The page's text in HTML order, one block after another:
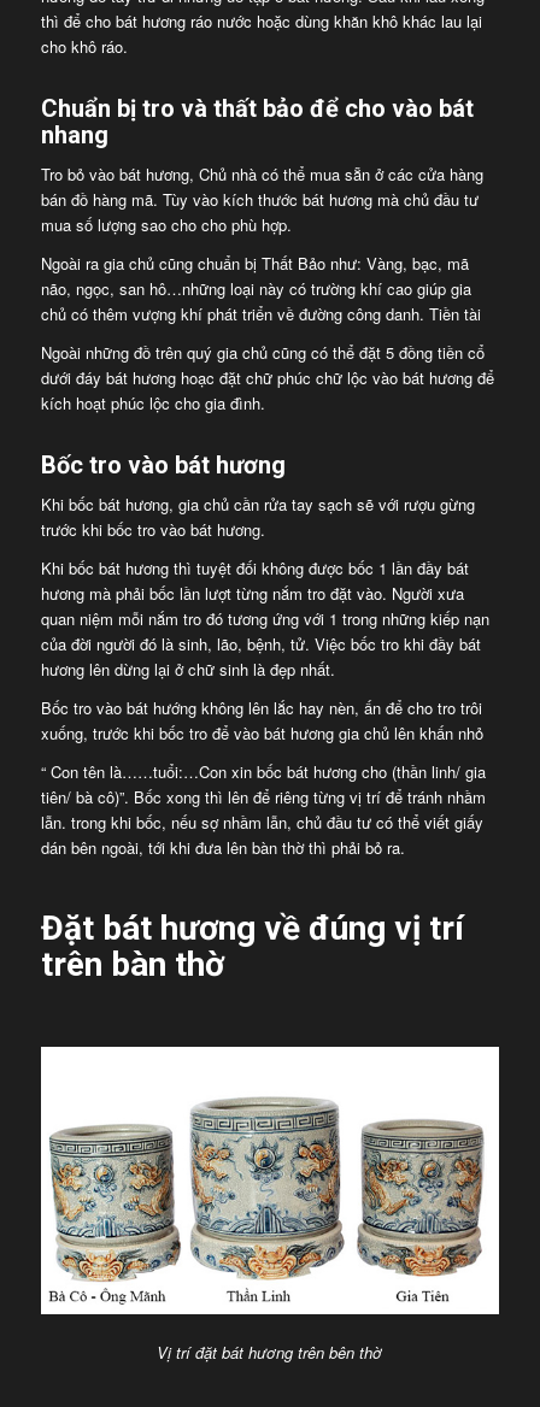
thì để cho bát hương ráo nước hoặc dùng khăn khô khác lau lại
cho khô ráo.
Chuẩn bị tro và thất bảo để cho vào bát
nhang
Tro bỏ vào bát hương, Chủ nhà có thể mua sẵn ở các cửa hàng
bán đồ hàng mã. Tùy vào kích thước bát hương mà chủ đầu tư
mua số lượng sao cho cho phù hợp.
Ngoài ra gia chủ cũng chuẩn bị Thất Bảo như: Vàng, bạc, mã
não, ngọc, san hô…những loại này có trường khí cao giúp gia
chủ có thêm vượng khí phát triển về đường công danh. Tiền tài
Ngoài những đồ trên quý gia chủ cũng có thể đặt 5 đồng tiền cổ
dưới đáy bát hương hoạc đặt chữ phúc chữ lộc vào bát hương để
kích hoạt phúc lộc cho gia đình.
Bốc tro vào bát hương
Khi bốc bát hương, gia chủ cần rửa tay sạch sẽ với rượu gừng
trước khi bốc tro vào bát hương.
Khi bốc bát hương thì tuyệt đối không được bốc 1 lần đầy bát
hương mà phải bốc lần lượt từng nắm tro đặt vào. Người xưa
quan niệm mỗi nắm tro đó tương ứng với 1 trong những kiếp nạn
của đời người đó là sinh, lão, bệnh, tử. Việc bốc tro khi đầy bát
hương lên dừng lại ở chữ sinh là đẹp nhất.
Bốc tro vào bát hướng không lên lắc hay nèn, ấn để cho tro trôi
xuống, trước khi bốc tro để vào bát hương gia chủ lên khấn nhỏ
“ Con tên là……tuổi:…Con xin bốc bát hương cho (thần linh/ gia
tiên/ bà cô)”. Bốc xong thì lên để riêng từng vị trí để tránh nhầm
lẫn. trong khi bốc, nếu sợ nhầm lẫn, chủ đầu tư có thể viết giấy
dán bên ngoài, tới khi đưa lên bàn thờ thì phải bỏ ra.
Đặt bát hương về đúng vị trí
trên bàn thờ
Vị trí đặt bát hương trên bên thờ